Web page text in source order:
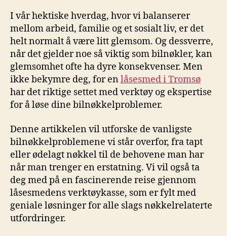
I vår hektiske hverdag, hvor vi balanserer
mellom arbeid, familie og​ et sosialt‍ liv, er det
helt normalt å ⁤være litt glemsom. Og dessverre,
når det gjelder noe så viktig som ‌bilnøkler, kan
glemsomhet ofte ha dyre konsekvenser. Men
ikke bekymre ‌deg, ‍for enlåsesmed i Tromsø
har det⁣ riktige settet med verktøy og ekspertise
for å løse dine ⁣bilnøkkelproblemer.
Denne artikkelen⁢ vil utforske de vanligste‍
bilnøkkelproblemene vi står overfor, fra tapt
eller ødelagt nøkkel til de behovene⁤ man har
når man trenger en erstatning. ⁢Vi vil ​også ta
deg med på en fascinerende reise gjennom​
låsesmedens ⁣verktøykasse, som er fylt⁣ med ​
geniale løsninger for⁢ alle slags nøkkelrelaterte‌
utfordringer.